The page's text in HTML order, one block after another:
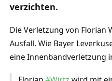
verzichten.
Die Verletzung von Florian
Ausfall. Wie Bayer
eine Innenbandverletzung